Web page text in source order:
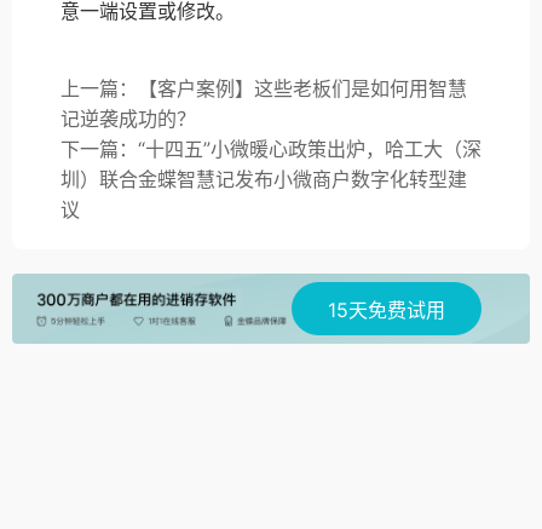
意一端设置或修改。
上一篇：【客户案例】这些老板们是如何用智慧
记逆袭成功的？
下一篇：“十四五”小微暖心政策出炉，哈工大（深
圳）联合金蝶智慧记发布小微商户数字化转型建
议
15天免费试用